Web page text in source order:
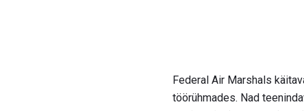
Federal Air Marshals
töörühmades. Nad